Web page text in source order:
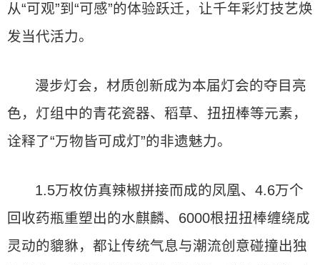
从“可观”到“可感”的体验跃迁，让千年彩灯技艺焕
发当代活力。
漫步灯会，材质创新成为本届灯会的夺目亮
色，灯组中的青花瓷器、稻草、扭扭棒等元素，
诠释了“万物皆可成灯”的非遗魅力。
1.5万枚仿真辣椒拼接而成的凤凰、4.6万个
回收药瓶重塑出的水麒麟、6000根扭扭棒缠绕成
灵动的貔貅，都让传统气息与潮流创意碰撞出独